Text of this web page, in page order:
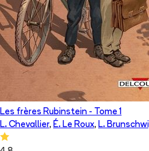
Les frères Rubinstein - Tome 1
L. Chevallier, É. Le Roux, L.